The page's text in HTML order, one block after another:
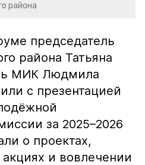
района
председатель
района Татьяна
МИК Людмила
с презентацией
за 2025–2026
о проектах,
и вовлечении